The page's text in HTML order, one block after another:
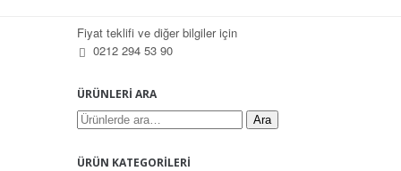
Fiyat teklifi ve diğer bilgiler için
0212 294 53 90
ÜRÜNLERI ARA
Ara
ÜRÜN KATEGORILERI